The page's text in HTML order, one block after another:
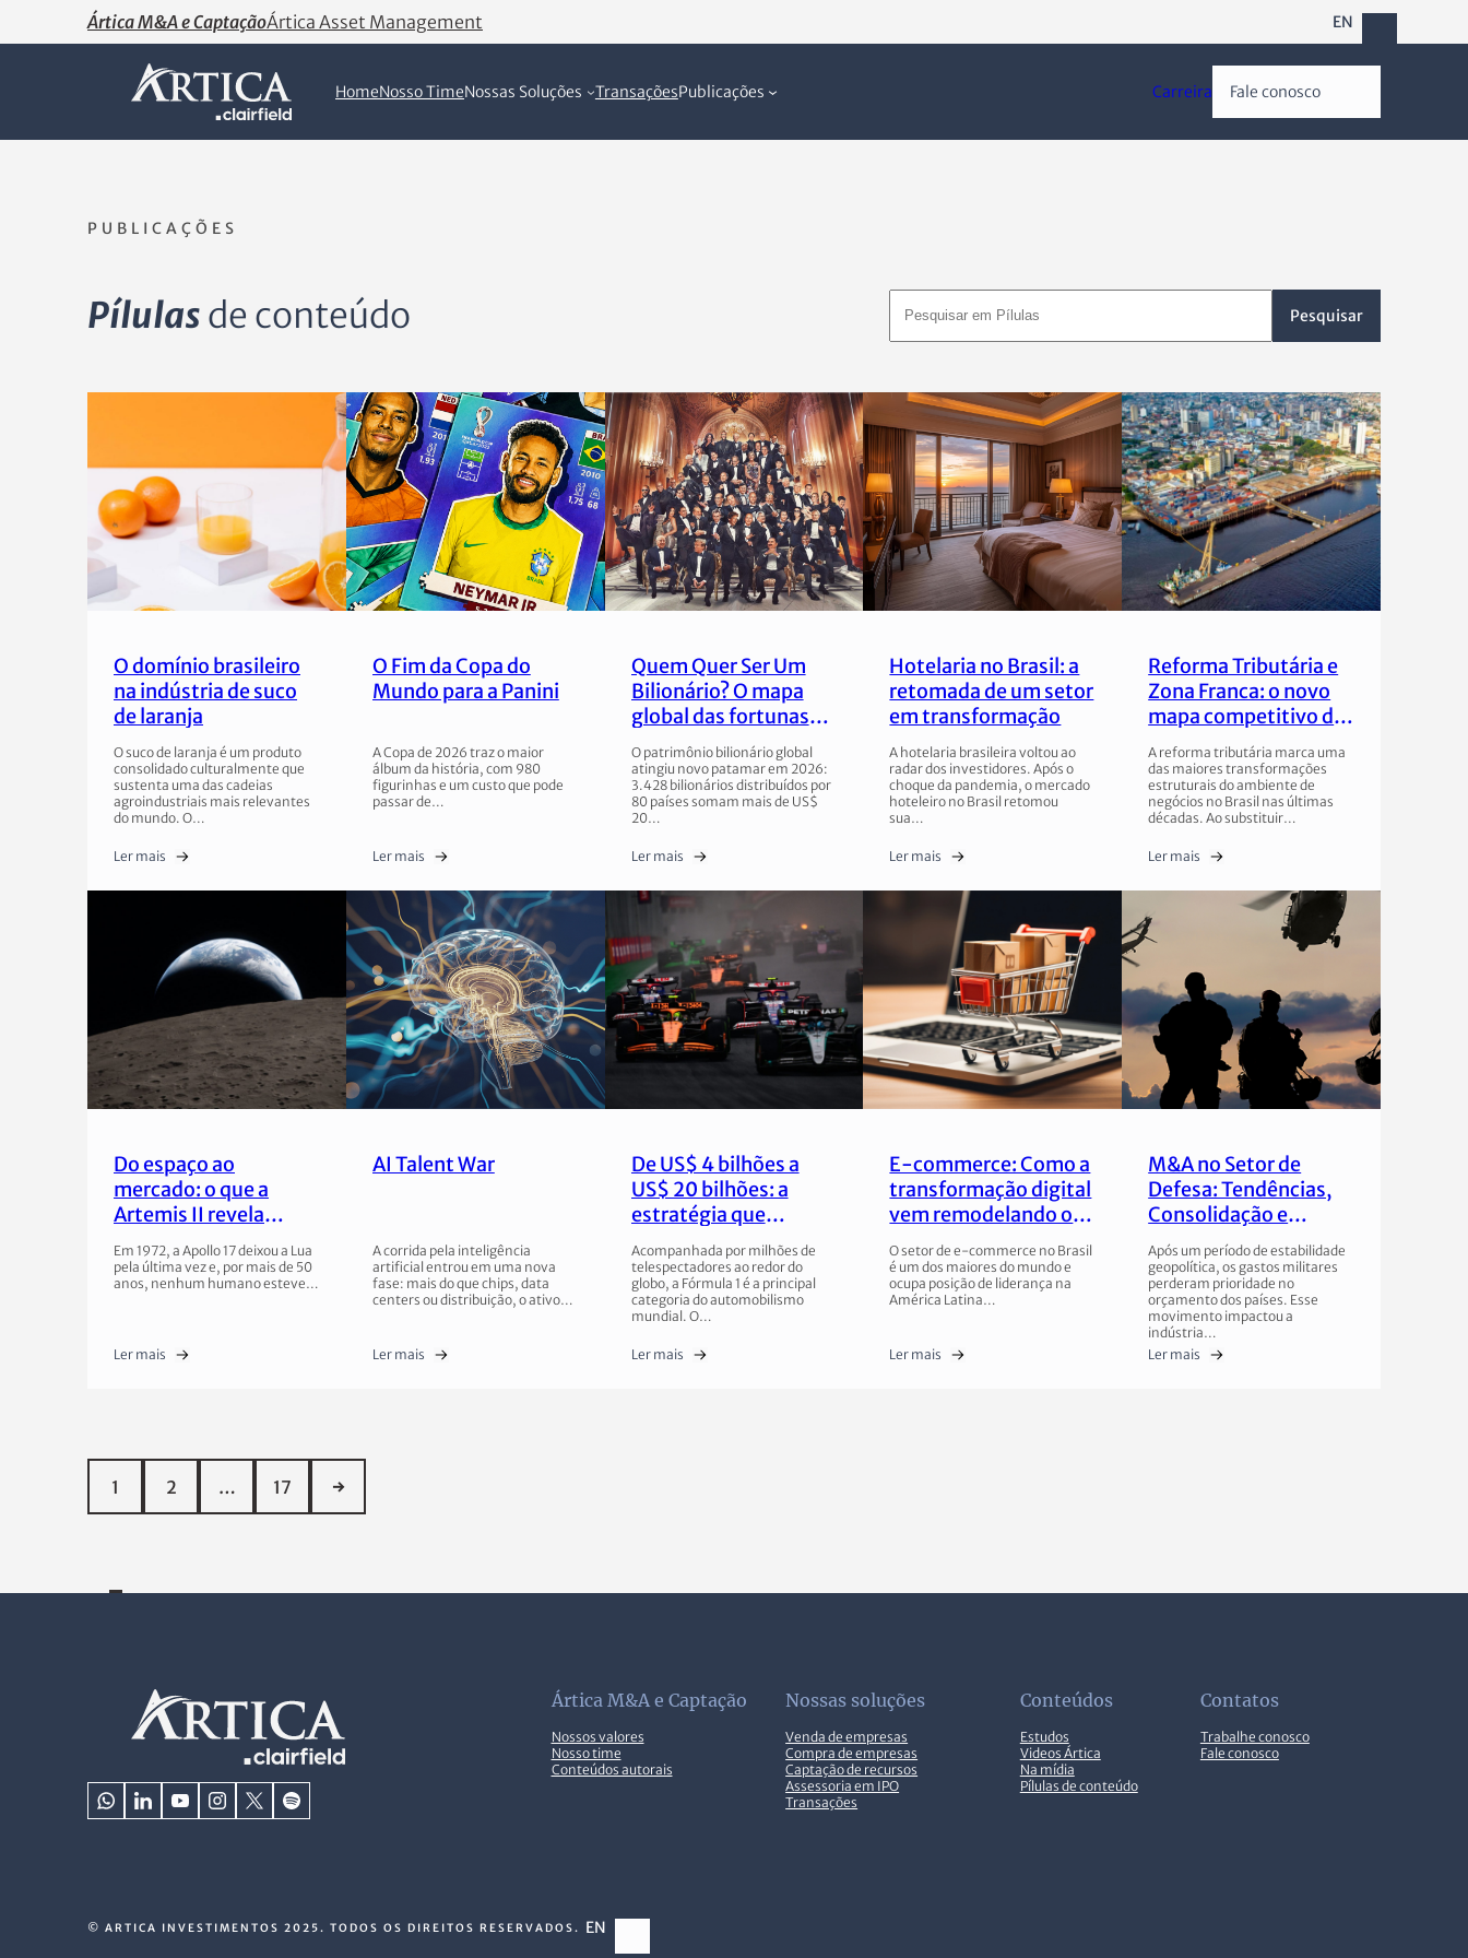
Ártica M&A e CaptaçãoÁrtica Asset Management EN
HomeNosso TimeNossas Soluções TransaçõesPublicações Carreira Fale conosco
PUBLICAÇÕES
Pílulas de conteúdo
O domínio brasileiro
na indústria de suco
de laranja
O suco de laranja é um produto
consolidado culturalmente que
sustenta uma das cadeias
agroindustriais mais relevantes
do mundo. O…
Ler mais
O Fim da Copa do
Mundo para a Panini
A Copa de 2026 traz o maior
álbum da história, com 980
figurinhas e um custo que pode
passar de…
Ler mais
Quem Quer Ser Um
Bilionário? O mapa
global das fortunas
em 2026
O patrimônio bilionário global
atingiu novo patamar em 2026:
3.428 bilionários distribuídos por
80 países somam mais de US$
20…
Ler mais
Hotelaria no Brasil: a
retomada de um setor
em transformação
A hotelaria brasileira voltou ao
radar dos investidores. Após o
choque da pandemia, o mercado
hoteleiro no Brasil retomou
sua…
Ler mais
Reforma Tributária e
Zona Franca: o novo
mapa competitivo do
Brasil
A reforma tributária marca uma
das maiores transformações
estruturais do ambiente de
negócios no Brasil nas últimas
décadas. Ao substituir…
Ler mais
Do espaço ao
mercado: o que a
Artemis II revela
sobre o novo negócio
espacial
Em 1972, a Apollo 17 deixou a Lua
pela última vez e, por mais de 50
anos, nenhum humano esteve…
Ler mais
AI Talent War
A corrida pela inteligência
artificial entrou em uma nova
fase: mais do que chips, data
centers ou distribuição, o ativo…
Ler mais
De US$ 4 bilhões a
US$ 20 bilhões: a
estratégia que
transformou a
Fórmula 1
Acompanhada por milhões de
telespectadores ao redor do
globo, a Fórmula 1 é a principal
categoria do automobilismo
mundial. O…
Ler mais
E-commerce: Como a
transformação digital
vem remodelando o
varejo brasileiro
O setor de e-commerce no Brasil
é um dos maiores do mundo e
ocupa posição de liderança na
América Latina…
Ler mais
M&A no Setor de
Defesa: Tendências,
Consolidação e
Estratégia
Após um período de estabilidade
geopolítica, os gastos militares
perderam prioridade no
orçamento dos países. Esse
movimento impactou a
indústria…
Ler mais
1 2 … 17 →
Ártica M&A e Captação
Nossos valores
Nosso time
Conteúdos autorais
Nossas soluções
Venda de empresas
Compra de empresas
Captação de recursos
Assessoria em IPO
Transações
Conteúdos
Estudos
Videos Ártica
Na mídia
Pílulas de conteúdo
Contatos
Trabalhe conosco
Fale conosco
© ARTICA INVESTIMENTOS 2025. TODOS OS DIREITOS RESERVADOS. EN